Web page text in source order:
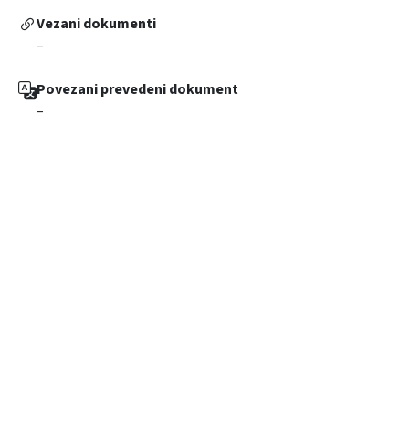
Vezani dokumenti
–
Povezani prevedeni dokument
–